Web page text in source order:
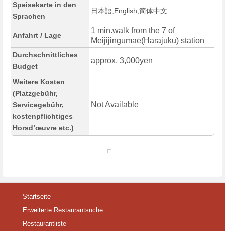
Speisekarte in den
Sprachen
日本語,English,简体中文
Anfahrt / Lage
1 min.walk from the 7 of
Meijijingumae(Harajuku) station
Durchschnittliches
Budget
approx. 3,000yen
Weitere Kosten
(Platzgebühr,
Servicegebühr,
kostenpflichtiges
Horsd’œuvre etc.)
Not Available
Startseite
Erweiterte Restaurantsuche
Restaurantliste